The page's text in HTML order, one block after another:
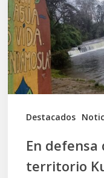
Destacados
Donguil
y
el
territorio
Kuzpe
Mapu
En defensa
territorio